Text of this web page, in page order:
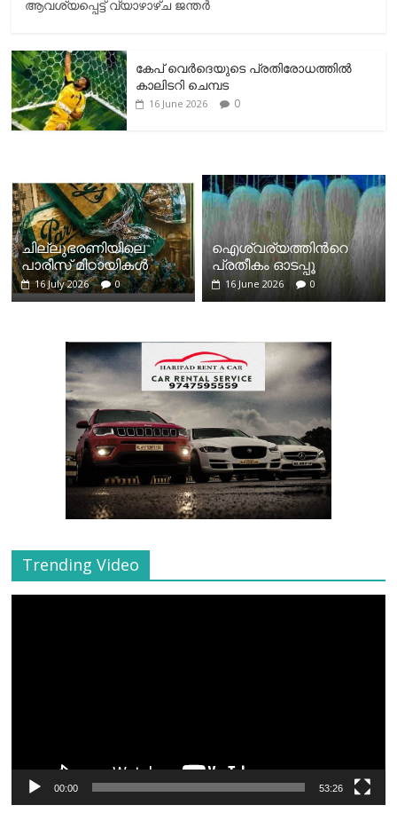
ആവശ്യപ്പെട്ട് വ്യാഴാഴ്ച ജന്തർ
കേപ് വെര്‍ദെയുടെ പ്രതിരോധത്തില്‍
കാലിടറി ചെമ്പട
16 June 2026 0
ചില്ലുഭരണിയിലെ
പാരീസ് മിഠായികള്‍
16 July 2026 0
ഐശ്വര്യത്തിന്‍റെ
പ്രതീകം ഓടപ്പൂ
16 June 2026 0
Trending Video
00:00 53:26